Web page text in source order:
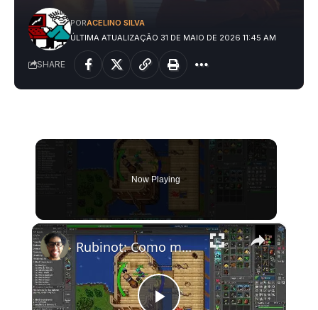
ÚLTIMA ATUALIZAÇÃO 31 DE MAIO DE 2026 11:45 AM
PORACELINO SILVA
SHARE
Now Playing
×
Rubinot: Como matar os 5 Werebosses de Edron e Cormaya (Bosses diários)